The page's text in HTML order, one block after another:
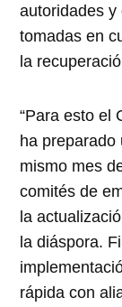
autoridades y
tomadas en
la
“Para esto el
ha preparado
mismo mes
comités de
la
la diáspora.
rápida con